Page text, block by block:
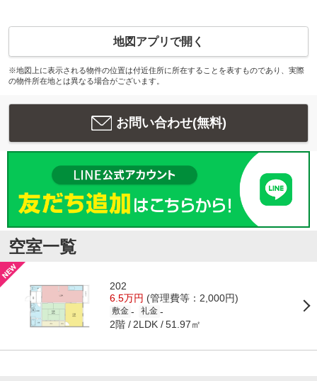
地図アプリで開く
※地図上に表示される物件の位置は付近住所に所在することを表すものであり、実際
の物件所在地とは異なる場合がございます。
お問い合わせ(無料)
空室一覧
202
6.5万円 (管理費等：2,000円)
敷金 - 礼金 -
2階 2LDK 51.97㎡